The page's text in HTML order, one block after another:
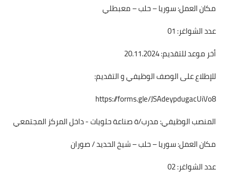
مكان العمل: سوريا – حلب – معبطلي
عدد الشواغر: 01
أخر موعد للتقديم: 20.11.2024
للإطلاع على الوصف الوظيفي و التقديم:
https://forms.gle/JSAdeypdugacUiVo8
المنصب الوظيفي: مدرب/ة صناعة حلويات - داخل المركز المجتمعي
مكان العمل: سوريا – حلب – شيخ الحديد / صوران
عدد الشواغر: 02